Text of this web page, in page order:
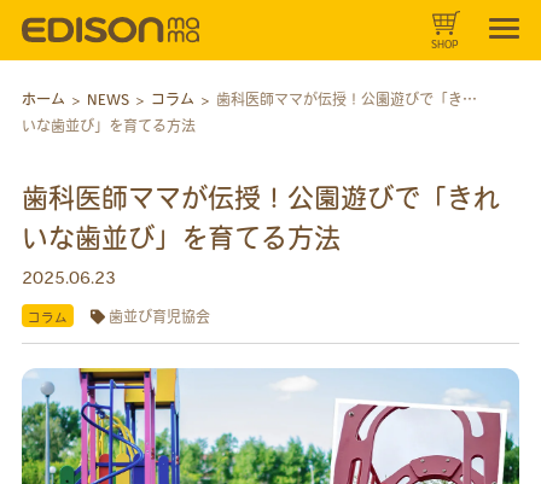
SHOP
ホーム > NEWS> コラム > 歯科医師ママが伝授！公園遊びで「きれ
いな歯並び」を育てる方法
歯科医師ママが伝授！公園遊びで「きれ
いな歯並び」を育てる方法
2025.06.23
コラム 歯並び育児協会